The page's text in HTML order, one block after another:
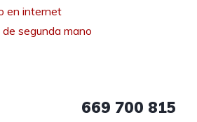
en internet
segunda mano
669 700 815